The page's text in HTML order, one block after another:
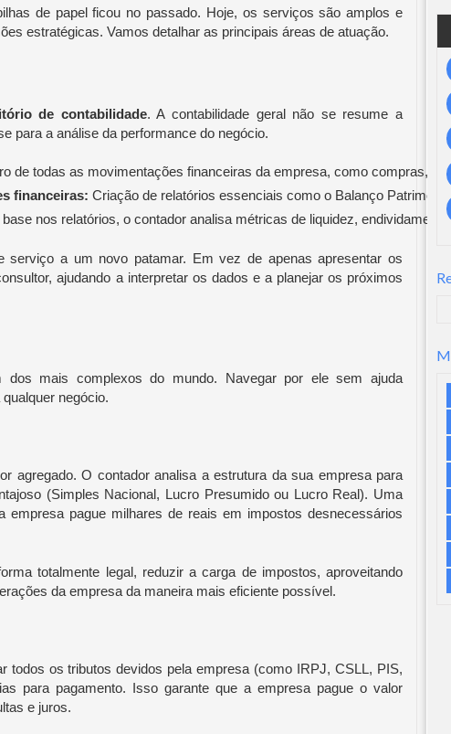
de papel ficou no passado. Hoje, os serviços são amplos e
estratégicas. Vamos detalhar as principais áreas de atuação.
de contabilidade. A contabilidade geral não se resume a
para a análise da performance do negócio.
de todas as movimentações financeiras da empresa, como compras,
financeiras: Criação de relatórios essenciais como o Balanço
nos relatórios, o contador analisa métricas de liquidez,
serviço a um novo patamar. Em vez de apenas apresentar os
ajudando a interpretar os dados e a planejar os próximos
dos mais complexos do mundo. Navegar por ele sem ajuda
negócio.
agregado. O contador analisa a estrutura da sua empresa para
(Simples Nacional, Lucro Presumido ou Lucro Real). Uma
empresa pague milhares de reais em impostos desnecessários
totalmente legal, reduzir a carga de impostos, aproveitando
da empresa da maneira mais eficiente possível.
todos os tributos devidos pela empresa (como IRPJ, CSLL, PIS,
para pagamento. Isso garante que a empresa pague o valor
e juros.